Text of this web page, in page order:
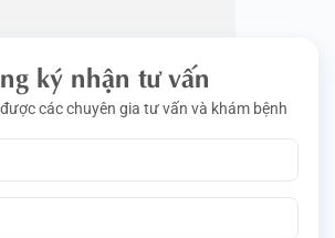
ký nhận tư vấn
các chuyên gia tư vấn và khám bệnh